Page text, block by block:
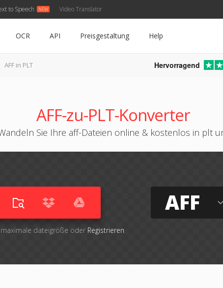
to Speech Video Translator
OCR API Preisgestaltung Help
AFF in PLT Hervorragend
AFF-zu-PLT-Konverter
Sie Ihre aff-Dateien online & kostenlos in plt
dateigröße oder Registrieren
AFF